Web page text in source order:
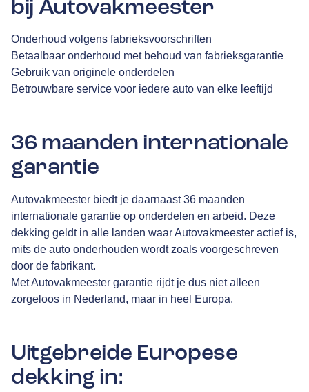
bij Autovakmeester
Onderhoud volgens fabrieksvoorschriften
Betaalbaar onderhoud met behoud van fabrieksgarantie
Gebruik van originele onderdelen
Betrouwbare service voor iedere auto van elke leeftijd
36 maanden internationale
garantie
Autovakmeester biedt je daarnaast 36 maanden
internationale garantie op onderdelen en arbeid. Deze
dekking geldt in alle landen waar Autovakmeester actief is,
mits de auto onderhouden wordt zoals voorgeschreven
door de fabrikant.
Met Autovakmeester garantie rijdt je dus niet alleen
zorgeloos in Nederland, maar in heel Europa.
Uitgebreide Europese
dekking in: